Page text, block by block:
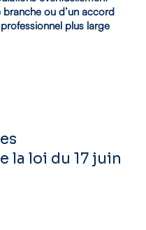
ou d’un accord
plus large
la loi du 17 juin